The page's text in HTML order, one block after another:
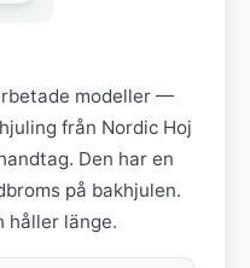
modeller —
från Nordic Hoj
Den har en
på bakhjulen.
håller länge.